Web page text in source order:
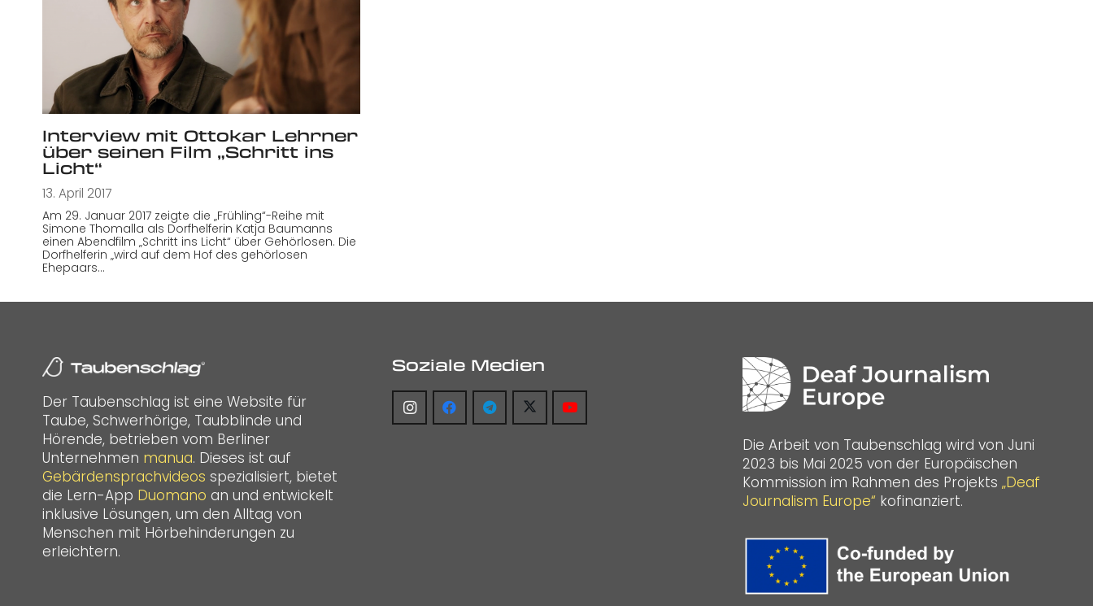
Interview mit Ottokar Lehrner
über seinen Film „Schritt ins
Licht“
13. April 2017
Am 29. Januar 2017 zeigte die „Frühling“-Reihe mit
Simone Thomalla als Dorfhelferin Katja Baumanns
einen Abendfilm „Schritt ins Licht“ über Gehörlosen. Die
Dorfhelferin „wird auf dem Hof des gehörlosen
Ehepaars…
Der Taubenschlag ist eine Website für
Taube, Schwerhörige, Taubblinde und
Hörende, betrieben vom Berliner
Unternehmen manua. Dieses ist auf
Gebärdensprachvideos spezialisiert, bietet
die Lern-App Duomano an und entwickelt
inklusive Lösungen, um den Alltag von
Menschen mit Hörbehinderungen zu
erleichtern.
Soziale Medien
Die Arbeit von Taubenschlag wird von Juni
2023 bis Mai 2025 von der Europäischen
Kommission im Rahmen des Projekts „Deaf
Journalism Europe“ kofinanziert.